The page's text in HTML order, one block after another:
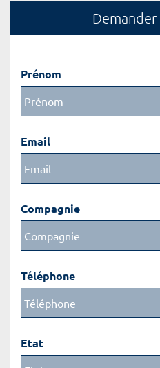
Demander
Prénom
Email
Compagnie
Téléphone
Etat